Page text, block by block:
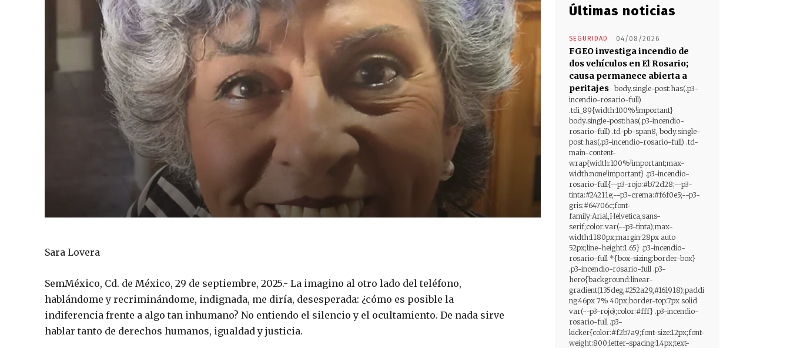
Sara Lovera
SemMéxico, Cd. de México, 29 de septiembre, 2025.- La imagino al otro lado del teléfono,
hablándome y recriminándome, indignada, me diría, desesperada: ¿cómo es posible la
indiferencia frente a algo tan inhumano? No entiendo el silencio y el ocultamiento. De nada sirve
hablar tanto de derechos humanos, igualdad y justicia.
Últimas noticias
SEGURIDAD 04/08/2026
FGEO investiga incendio de
dos vehículos en El Rosario;
causa permanece abierta a
peritajes body.single-post:has(.p3-
incendio-rosario-full)
.tdi_89{width:100%!important}
body.single-post:has(.p3-incendio-
rosario-full) .td-pb-span8, body.single-
post:has(.p3-incendio-rosario-full) .td-
main-content-
wrap{width:100%!important;max-
width:none!important} .p3-incendio-
rosario-full{--p3-rojo:#b72d28;--p3-
tinta:#24211e;--p3-crema:#f6f0e5;--p3-
gris:#64706c;font-
family:Arial,Helvetica,sans-
serif;color:var(--p3-tinta);max-
width:1180px;margin:28px auto
52px;line-height:1.65} .p3-incendio-
rosario-full *{box-sizing:border-box}
.p3-incendio-rosario-full .p3-
hero{background:linear-
gradient(135deg,#252a29,#161918);paddi
ng:46px 7% 40px;border-top:7px solid
var(--p3-rojo);color:#fff} .p3-incendio-
rosario-full .p3-
kicker{color:#f2b7a9;font-size:12px;font-
weight:800;letter-spacing:1.4px;text-